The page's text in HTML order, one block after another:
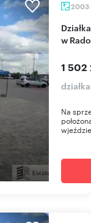
2003
Działka usługowa przy ruchliwej ulicy Kościuszki
w
1 502
Na